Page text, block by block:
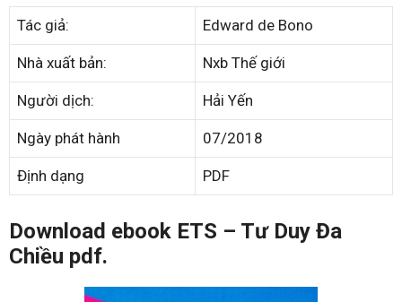
Tác giả: Edward de Bono
Nhà xuất bản: Nxb Thế giới
Người dịch: Hải Yến
Ngày phát hành 07/2018
Định dạng PDF
Download ebook ETS – Tư Duy Đa
Chiều pdf.